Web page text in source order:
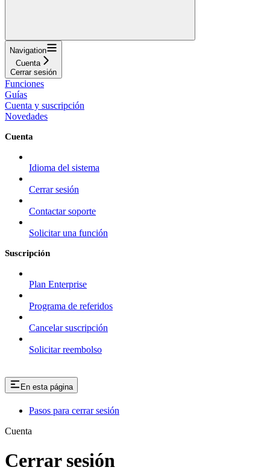
Navigation
Cuenta
Cerrar sesión
Funciones
Guías
Cuenta y suscripción
Novedades
Cuenta
Idioma del sistema
Cerrar sesión
Contactar soporte
Solicitar una función
Suscripción
Plan Enterprise
Programa de referidos
Cancelar suscripción
Solicitar reembolso
En esta página
Pasos para cerrar sesión
Cuenta
Cerrar sesión